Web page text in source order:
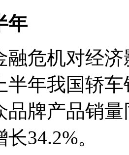
年
融危机对经
半年我国轿
品牌产品销
34.2%。